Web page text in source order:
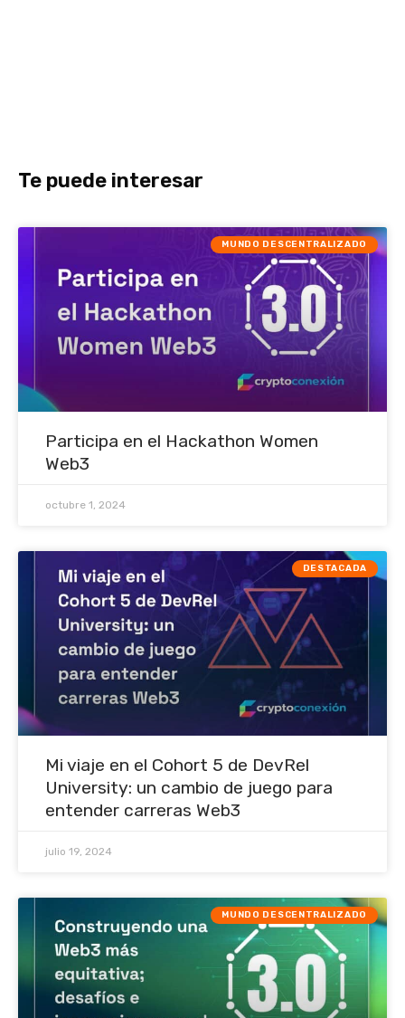
Te puede interesar
MUNDO DESCENTRALIZADO
Participa en el Hackathon Women
Web3
octubre 1, 2024
DESTACADA
Mi viaje en el Cohort 5 de DevRel
University: un cambio de juego para
entender carreras Web3
julio 19, 2024
MUNDO DESCENTRALIZADO